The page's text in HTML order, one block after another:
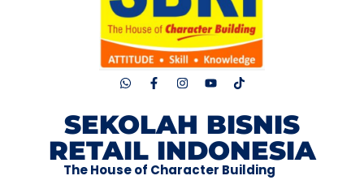
SEKOLAH BISNIS
RETAIL INDONESIA
The House of Character Building